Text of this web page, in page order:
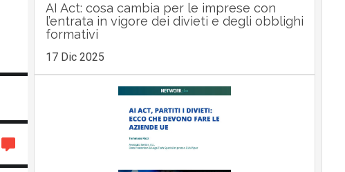
AI Act: cosa cambia per le imprese con
l’entrata in vigore dei divieti e degli obblighi
formativi
17 Dic 2025